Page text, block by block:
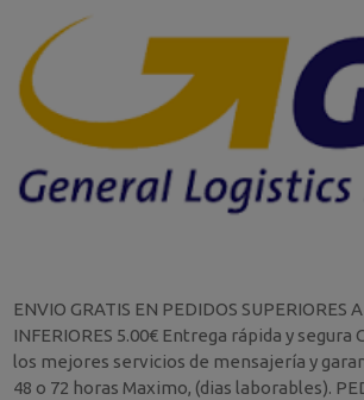
ENVIO GRATIS EN PEDIDOS SUPERIORES
INFERIORES 5.00€ Entrega rápida y
los mejores servicios de mensajería y
48 o 72 horas Maximo, (dias laborables).